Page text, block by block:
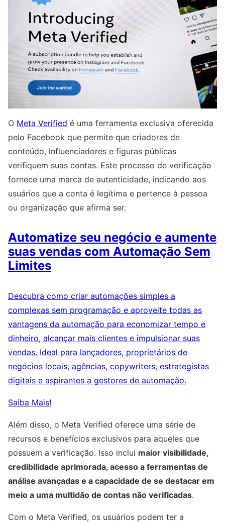
O Meta Verified é uma ferramenta exclusiva oferecida
pelo Facebook que permite que criadores de
conteúdo, influenciadores e figuras públicas
verifiquem suas contas. Este processo de verificação
fornece uma marca de autenticidade, indicando aos
usuários que a conta é legítima e pertence à pessoa
ou organização que afirma ser.
Automatize seu negócio e aumente
suas vendas com Automação Sem
Limites
Descubra como criar automações simples a
complexas sem programação e aproveite todas as
vantagens da automação para economizar tempo e
dinheiro, alcançar mais clientes e impulsionar suas
vendas. Ideal para lançadores, proprietários de
negócios locais, agências, copywriters, estrategistas
digitais e aspirantes a gestores de automação.
Saiba Mais!
Além disso, o Meta Verified oferece uma série de
recursos e benefícios exclusivos para aqueles que
possuem a verificação. Isso inclui maior visibilidade,
credibilidade aprimorada, acesso a ferramentas de
análise avançadas e a capacidade de se destacar em
meio a uma multidão de contas não verificadas.
Com o Meta Verified, os usuários podem ter a